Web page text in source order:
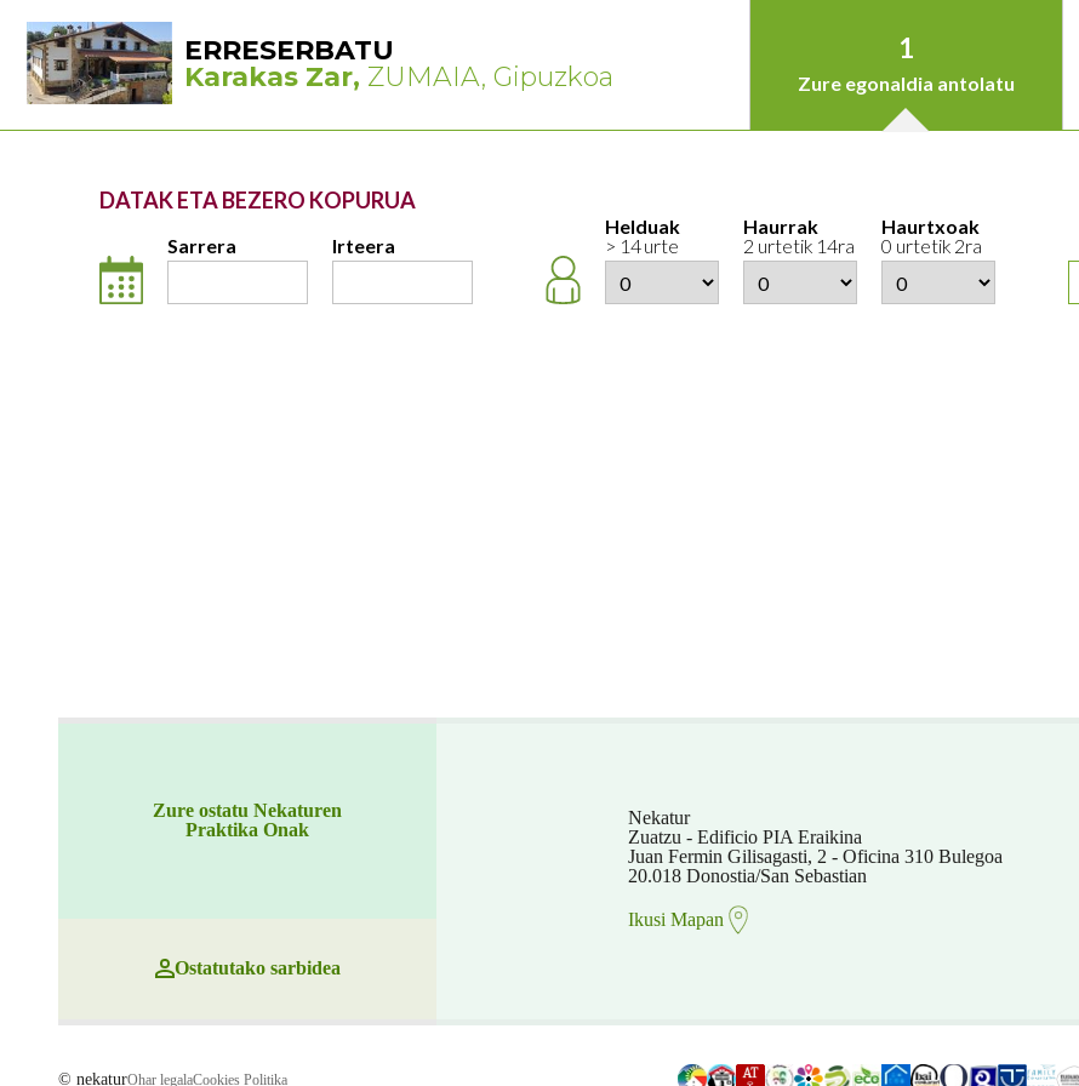
ERRESERBATU
Karakas Zar, ZUMAIA, Gipuzkoa
1
Zure egonaldia antolatu
DATAK ETA BEZERO KOPURUA
Sarrera Irteera
Helduak
> 14 urte
Haurrak
2 urtetik 14ra
Haurtxoak
0 urtetik 2ra
Zure ostatu Nekaturen
Praktika Onak
Ostatutako sarbidea
Nekatur
Zuatzu - Edificio PIA Eraikina
Juan Fermin Gilisagasti, 2 - Oficina 310 Bulegoa
20.018 Donostia/San Sebastian
Ikusi Mapan
© nekaturOhar legalaCookies Politika